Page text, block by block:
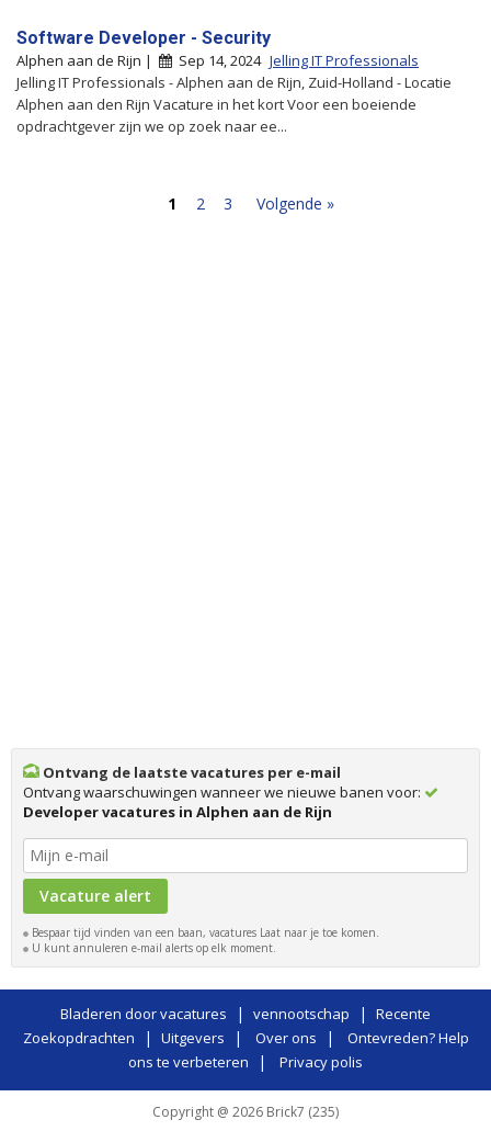
Software Developer - Security
Alphen aan de Rijn | Sep 14, 2024 Jelling IT Professionals
Jelling IT Professionals - Alphen aan de Rijn, Zuid-Holland - Locatie
Alphen aan den Rijn Vacature in het kort Voor een boeiende
opdrachtgever zijn we op zoek naar ee...
1 2 3 Volgende »
Ontvang de laatste vacatures per e-mail
Ontvang waarschuwingen wanneer we nieuwe banen voor:
Developer vacatures in Alphen aan de Rijn
Bespaar tijd vinden van een baan, vacatures Laat naar je toe komen.
U kunt annuleren e-mail alerts op elk moment.
Bladeren door vacatures | vennootschap | Recente
Zoekopdrachten
| Uitgevers | Over ons |
Ontevreden? Help
ons te verbeteren | Privacy polis
Copyright @ 2026 Brick7 (235)